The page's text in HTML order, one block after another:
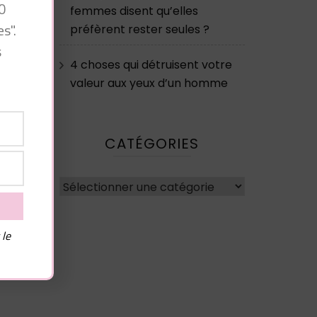
femmes disent qu’elles
préfèrent rester seules ?
4 choses qui détruisent votre
valeur aux yeux d’un homme
CATÉGORIES
Catégories